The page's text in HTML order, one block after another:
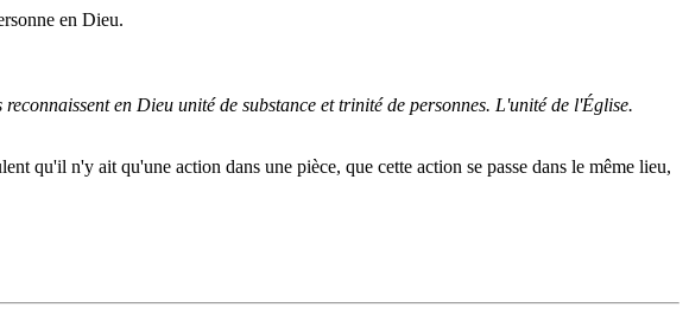
en Dieu.
en Dieu unité de substance et trinité de personnes. L'unité de l'Église.
qu'il n'y ait qu'une action dans une pièce, que cette action se passe dans le même lieu,